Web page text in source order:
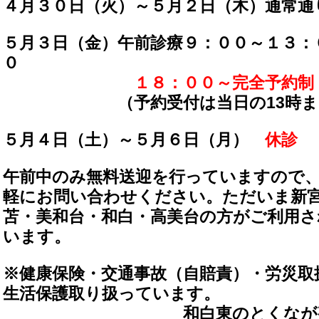
４月３０日（火）～５月２日（木）通常通
５月３日（金）午前診療９：００～１３：
０
１８：００～完全予約制
（予約受付は当日の13時ま
５月４日（土）～５月６日（月）休診
午前中のみ無料送迎を行っていますので
軽にお問い合わせください。ただいま新
苫・美和台・和白・高美台の方がご利用
います。
※健康保険・交通事故（自賠責）・労災取
生活保護取り扱っています。
和白東のとくなが